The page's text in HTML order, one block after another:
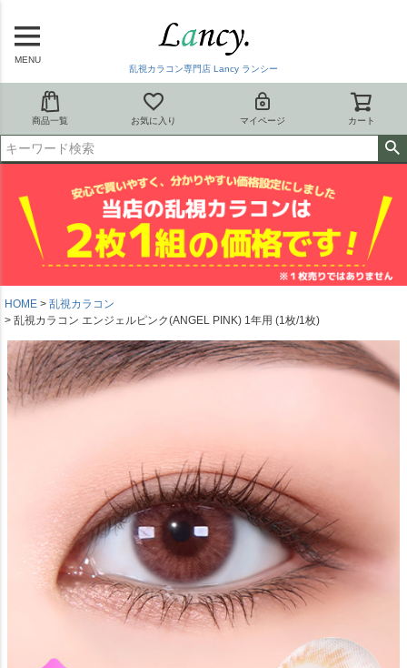
MENU
乱視カラコン専門店 Lancy ランシー
商品一覧 お気に入り マイページ カート
HOME
乱視カラコン
乱視カラコン エンジェルピンク(ANGEL PINK) 1年用 (1枚/1枚)